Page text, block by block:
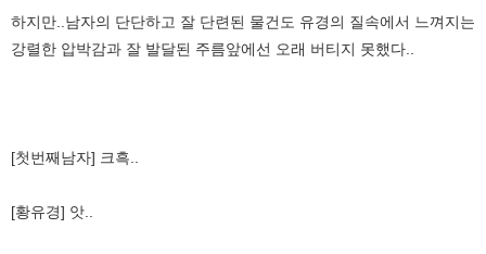
하지만..남자의 단단하고 잘 단련된 물건도 유경의 질속에서 느껴지는
강렬한 압박감과 잘 발달된 주름앞에선 오래 버티지 못했다..
[첫번째남자] 크흑..
[황유경] 앗..